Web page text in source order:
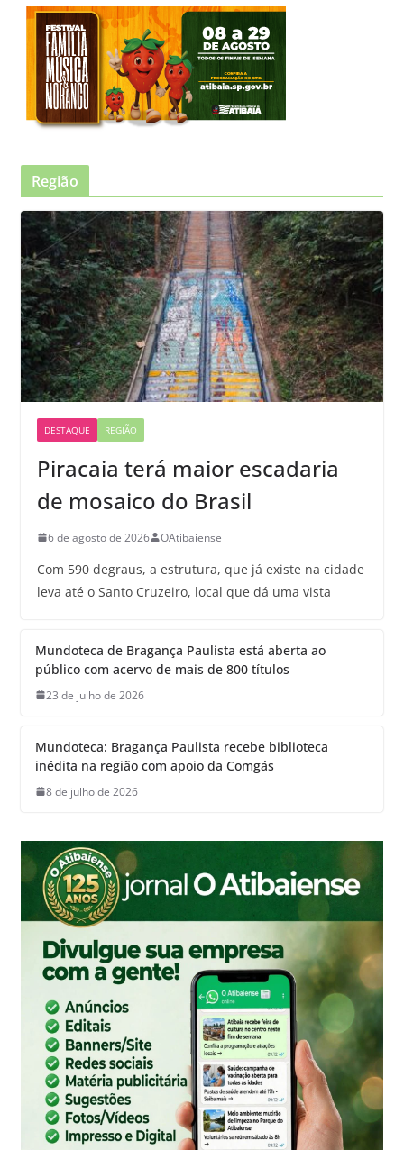
Região
DESTAQUE REGIÃO
Piracaia terá maior escadaria
de mosaico do Brasil
6 de agosto de 2026 OAtibaiense
Com 590 degraus, a estrutura, que já existe na cidade
leva até o Santo Cruzeiro, local que dá uma vista
Mundoteca de Bragança Paulista está aberta ao
público com acervo de mais de 800 títulos
23 de julho de 2026
Mundoteca: Bragança Paulista recebe biblioteca
inédita na região com apoio da Comgás
8 de julho de 2026